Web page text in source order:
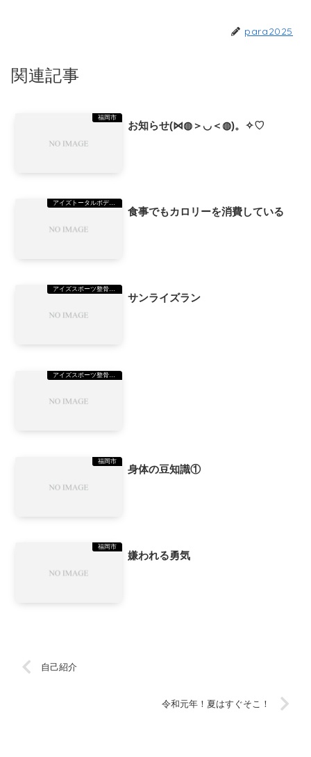
para2025
関連記事
福岡市
お知らせ(⋈◍＞◡＜◍)。✧♡
アイズトータルボディーステーション（TBS）美野島
食事でもカロリーを消費している
アイズスポーツ整骨院美野島院
サンライズラン
福岡市
身体の豆知識①
福岡市
嫌われる勇気
自己紹介
令和元年！夏はすぐそこ！